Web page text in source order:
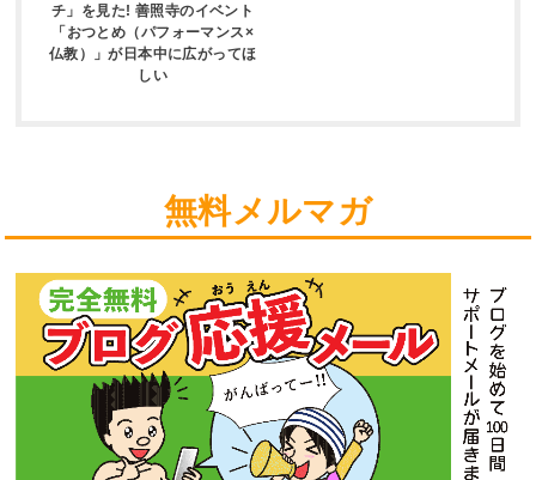
チ」を見た! 善照寺のイベント
「おつとめ（パフォーマンス×
仏教）」が日本中に広がってほ
しい
無料メルマガ